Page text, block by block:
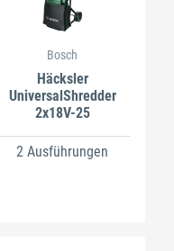
Bosch
Häcksler
UniversalShredder
2x18V-25
2 Ausführungen